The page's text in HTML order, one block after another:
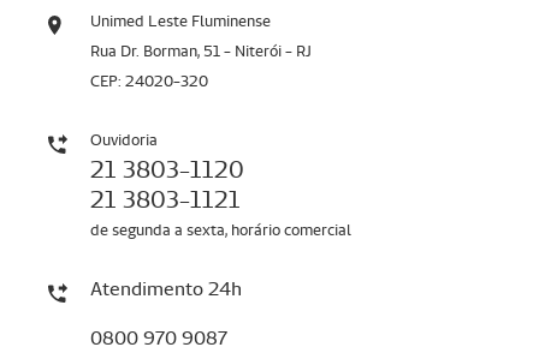
Unimed Leste Fluminense
Rua Dr. Borman, 51 - Niterói - RJ
CEP: 24020-320
Ouvidoria
21 3803-1120
21 3803-1121
de segunda a sexta, horário comercial
Atendimento 24h
0800 970 9087